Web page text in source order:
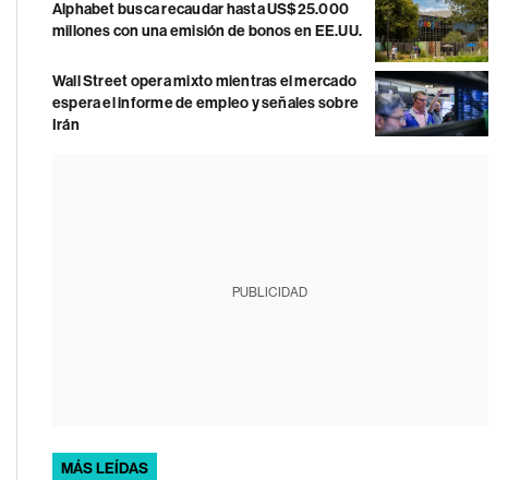
Alphabet busca recaudar hasta US$25.000
millones con una emisión de bonos en EE.UU.
Wall Street opera mixto mientras el mercado
espera el informe de empleo y señales sobre
Irán
PUBLICIDAD
MÁS LEÍDAS